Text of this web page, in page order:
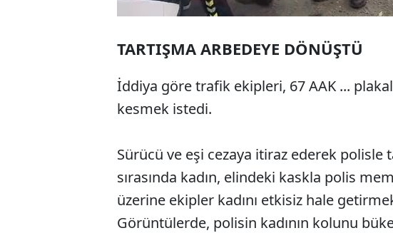
TARTIŞMA ARBEDEYE DÖNÜŞTÜ
İddiya göre trafik ekipleri, 67 AAK ...
kesmek istedi.
Sürücü ve eşi cezaya itiraz ederek polisle
sırasında kadın, elindeki kaskla polis
üzerine ekipler kadını etkisiz hale
Görüntülerde, polisin kadının kolunu